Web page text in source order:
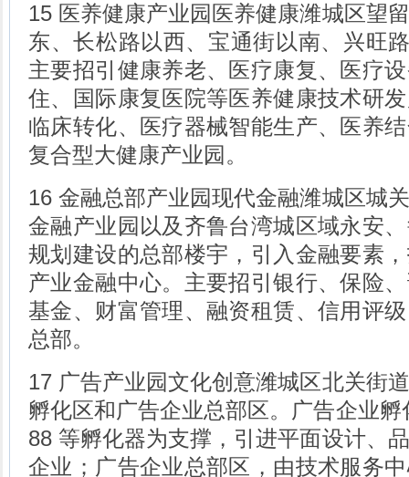
15 医养健康产业园医养健康潍城区望
东、长松路以西、宝通街以南、兴旺
主要招引健康养老、医疗康复、医疗
住、国际康复医院等医养健康技术研
临床转化、医疗器械智能生产、医养
复合型大健康产业园。
16 金融总部产业园现代金融潍城区城
金融产业园以及齐鲁台湾城区域永安
规划建设的总部楼宇，引入金融要素
产业金融中心。主要招引银行、保险
基金、财富管理、融资租赁、信用评
总部。
17 广告产业园文化创意潍城区北关街
孵化区和广告企业总部区。广告企业
88 等孵化器为支撑，引进平面设计、
企业；广告企业总部区，由技术服务